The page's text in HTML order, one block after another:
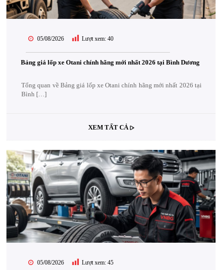
05/08/2026 Lượt xem: 40
Bảng giá lốp xe Otani chính hãng mới nhất 2026 tại Bình Dương
Tổng quan về Bảng giá lốp xe Otani chính hãng mới nhất 2026 tại
Bình […]
XEM TẤT CẢ
05/08/2026 Lượt xem: 45